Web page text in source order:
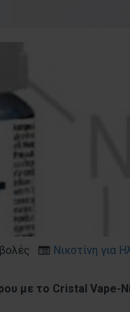
Νικοτίνη για
με το Cristal